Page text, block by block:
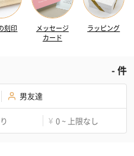
刻印
メッセージ
カード
ラッピング
-件
男友達
¥ 0 ~ 上限なし